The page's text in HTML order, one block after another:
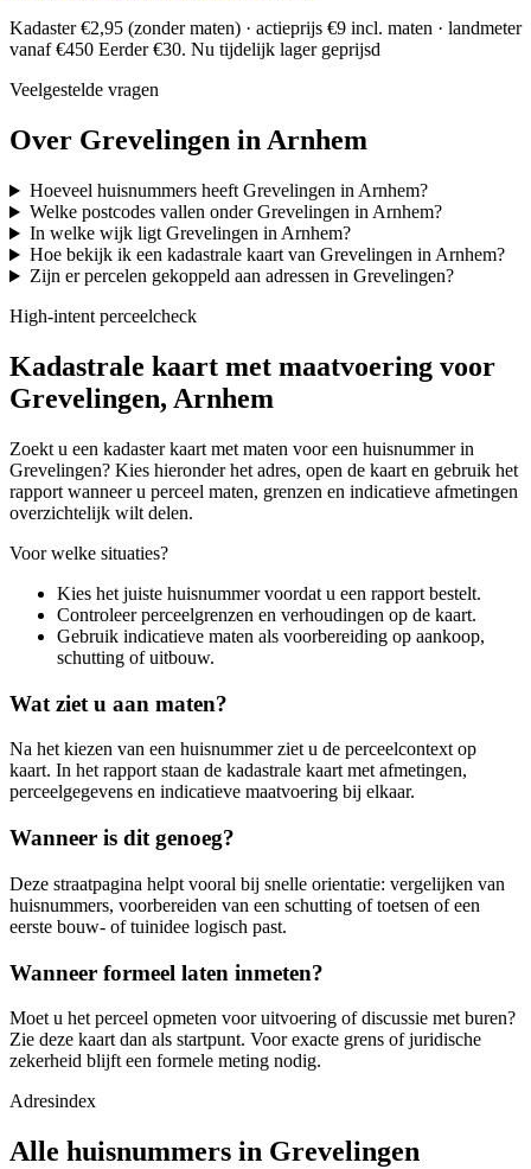
Kadaster €2,95 (zonder maten) · actieprijs €9 incl. maten · landmeter
vanaf €450 Eerder €30. Nu tijdelijk lager geprijsd
Veelgestelde vragen
Over Grevelingen in Arnhem
Hoeveel huisnummers heeft Grevelingen in Arnhem?
Welke postcodes vallen onder Grevelingen in Arnhem?
In welke wijk ligt Grevelingen in Arnhem?
Hoe bekijk ik een kadastrale kaart van Grevelingen in Arnhem?
Zijn er percelen gekoppeld aan adressen in Grevelingen?
High-intent perceelcheck
Kadastrale kaart met maatvoering voor
Grevelingen, Arnhem
Zoekt u een kadaster kaart met maten voor een huisnummer in
Grevelingen? Kies hieronder het adres, open de kaart en gebruik het
rapport wanneer u perceel maten, grenzen en indicatieve afmetingen
overzichtelijk wilt delen.
Voor welke situaties?
Kies het juiste huisnummer voordat u een rapport bestelt.
Controleer perceelgrenzen en verhoudingen op de kaart.
Gebruik indicatieve maten als voorbereiding op aankoop,
schutting of uitbouw.
Wat ziet u aan maten?
Na het kiezen van een huisnummer ziet u de perceelcontext op
kaart. In het rapport staan de kadastrale kaart met afmetingen,
perceelgegevens en indicatieve maatvoering bij elkaar.
Wanneer is dit genoeg?
Deze straatpagina helpt vooral bij snelle orientatie: vergelijken van
huisnummers, voorbereiden van een schutting of toetsen of een
eerste bouw- of tuinidee logisch past.
Wanneer formeel laten inmeten?
Moet u het perceel opmeten voor uitvoering of discussie met buren?
Zie deze kaart dan als startpunt. Voor exacte grens of juridische
zekerheid blijft een formele meting nodig.
Adresindex
Alle huisnummers in Grevelingen